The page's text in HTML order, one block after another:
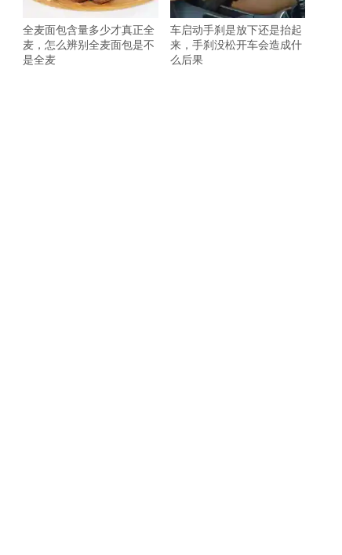
全麦面包含量多少才真正全
麦，怎么辨别全麦面包是不
是全麦
车启动手刹是放下还是抬起
来，手刹没松开车会造成什
么后果